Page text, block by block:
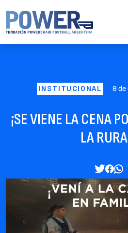
content
INSTITUCIONAL 8
¡SE VIENE LA CENA
LA